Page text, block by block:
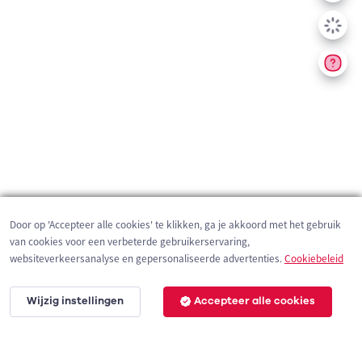
1 km
Door op 'Accepteer alle cookies' te klikken, ga je akkoord met het gebruik
van cookies voor een verbeterde gebruikerservaring,
websiteverkeersanalyse en gepersonaliseerde advertenties.Cookiebeleid
Wijzig instellingen Accepteer alle cookies